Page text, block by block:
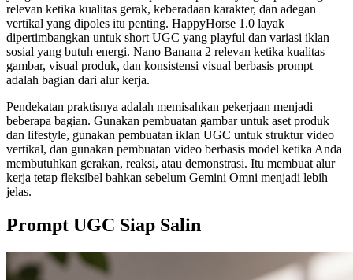
relevan ketika kualitas gerak, keberadaan karakter, dan adegan
vertikal yang dipoles itu penting. HappyHorse 1.0 layak
dipertimbangkan untuk short UGC yang playful dan variasi iklan
sosial yang butuh energi. Nano Banana 2 relevan ketika kualitas
gambar, visual produk, dan konsistensi visual berbasis prompt
adalah bagian dari alur kerja.
Pendekatan praktisnya adalah memisahkan pekerjaan menjadi
beberapa bagian. Gunakan pembuatan gambar untuk aset produk
dan lifestyle, gunakan pembuatan iklan UGC untuk struktur video
vertikal, dan gunakan pembuatan video berbasis model ketika Anda
membutuhkan gerakan, reaksi, atau demonstrasi. Itu membuat alur
kerja tetap fleksibel bahkan sebelum Gemini Omni menjadi lebih
jelas.
Prompt UGC Siap Salin